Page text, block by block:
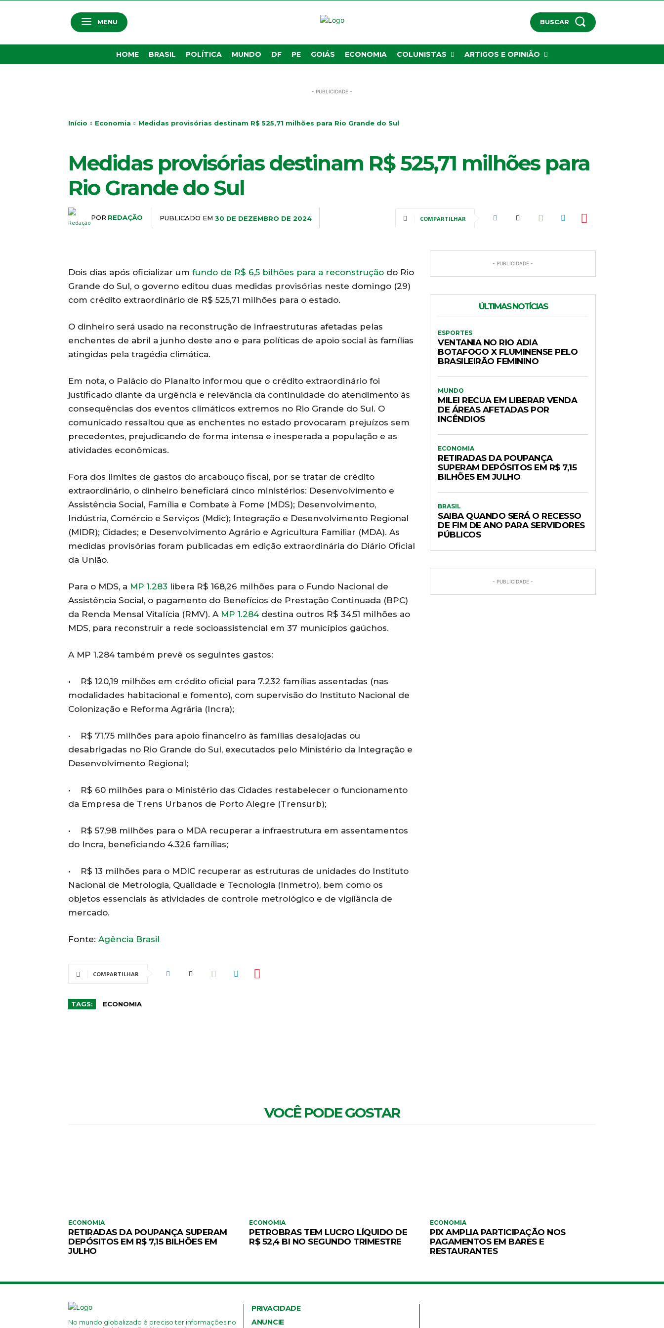
MENU BUSCAR
HOME BRASIL POLÍTICA MUNDO DF PE GOIÁS ECONOMIA COLUNISTAS ARTIGOS E OPINIÃO
- PUBLICIDADE -
Início Economia Medidas provisórias destinam R$ 525,71 milhões para Rio Grande do Sul
Medidas provisórias destinam R$ 525,71 milhões para
Rio Grande do Sul
POR REDAÇÃO PUBLICADO EM 30 DE DEZEMBRO DE 2024 COMPARTILHAR
Dois dias após oficializar um fundo de R$ 6,5 bilhões para a reconstrução do Rio
Grande do Sul, o governo editou duas medidas provisórias neste domingo (29)
com crédito extraordinário de R$ 525,71 milhões para o estado.
O dinheiro será usado na reconstrução de infraestruturas afetadas pelas
enchentes de abril a junho deste ano e para políticas de apoio social às famílias
atingidas pela tragédia climática.
Em nota, o Palácio do Planalto informou que o crédito extraordinário foi
justificado diante da urgência e relevância da continuidade do atendimento às
consequências dos eventos climáticos extremos no Rio Grande do Sul. O
comunicado ressaltou que as enchentes no estado provocaram prejuízos sem
precedentes, prejudicando de forma intensa e inesperada a população e as
atividades econômicas.
Fora dos limites de gastos do arcabouço fiscal, por se tratar de crédito
extraordinário, o dinheiro beneficiará cinco ministérios: Desenvolvimento e
Assistência Social, Família e Combate à Fome (MDS); Desenvolvimento,
Indústria, Comércio e Serviços (Mdic); Integração e Desenvolvimento Regional
(MIDR); Cidades; e Desenvolvimento Agrário e Agricultura Familiar (MDA). As
medidas provisórias foram publicadas em edição extraordinária do Diário Oficial
da União.
Para o MDS, a MP 1.283 libera R$ 168,26 milhões para o Fundo Nacional de
Assistência Social, o pagamento do Benefícios de Prestação Continuada (BPC)
da Renda Mensal Vitalícia (RMV). A MP 1.284 destina outros R$ 34,51 milhões ao
MDS, para reconstruir a rede socioassistencial em 37 municípios gaúchos.
A MP 1.284 também prevê os seguintes gastos:
• R$ 120,19 milhões em crédito oficial para 7.232 famílias assentadas (nas
modalidades habitacional e fomento), com supervisão do Instituto Nacional de
Colonização e Reforma Agrária (Incra);
• R$ 71,75 milhões para apoio financeiro às famílias desalojadas ou
desabrigadas no Rio Grande do Sul, executados pelo Ministério da Integração e
Desenvolvimento Regional;
• R$ 60 milhões para o Ministério das Cidades restabelecer o funcionamento
da Empresa de Trens Urbanos de Porto Alegre (Trensurb);
• R$ 57,98 milhões para o MDA recuperar a infraestrutura em assentamentos
do Incra, beneficiando 4.326 famílias;
• R$ 13 milhões para o MDIC recuperar as estruturas de unidades do Instituto
Nacional de Metrologia, Qualidade e Tecnologia (Inmetro), bem como os
objetos essenciais às atividades de controle metrológico e de vigilância de
mercado.
Fonte: Agência Brasil
COMPARTILHAR
TAGS: ECONOMIA
- PUBLICIDADE -
ÚLTIMAS NOTÍCIAS
ESPORTES
VENTANIA NO RIO ADIA
BOTAFOGO X FLUMINENSE PELO
BRASILEIRÃO FEMININO
MUNDO
MILEI RECUA EM LIBERAR VENDA
DE ÁREAS AFETADAS POR
INCÊNDIOS
ECONOMIA
RETIRADAS DA POUPANÇA
SUPERAM DEPÓSITOS EM R$ 7,15
BILHÕES EM JULHO
BRASIL
SAIBA QUANDO SERÁ O RECESSO
DE FIM DE ANO PARA SERVIDORES
PÚBLICOS
- PUBLICIDADE -
VOCÊ PODE GOSTAR
ECONOMIA
RETIRADAS DA POUPANÇA SUPERAM
DEPÓSITOS EM R$ 7,15 BILHÕES EM
JULHO
ECONOMIA
PETROBRAS TEM LUCRO LÍQUIDO DE
R$ 52,4 BI NO SEGUNDO TRIMESTRE
ECONOMIA
PIX AMPLIA PARTICIPAÇÃO NOS
PAGAMENTOS EM BARES E
RESTAURANTES
No mundo globalizado é preciso ter informações no
PRIVACIDADE
ANUNCIE